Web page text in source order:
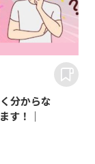
分からな
す！｜